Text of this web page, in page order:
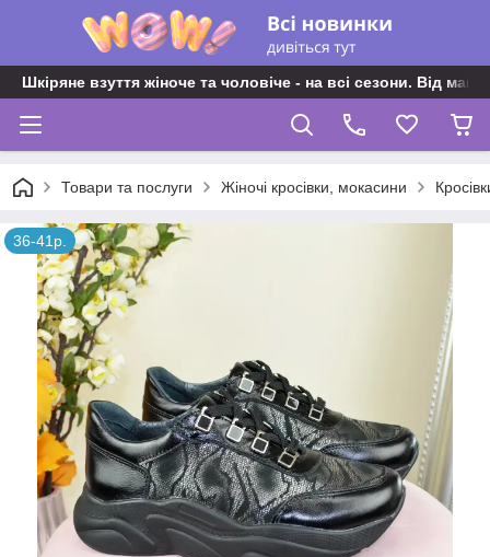
Шкіряне взуття жіноче та чоловіче - на всі сезони. Від
Товари та послуги Жіночі кросівки, мокасини
36-41р.